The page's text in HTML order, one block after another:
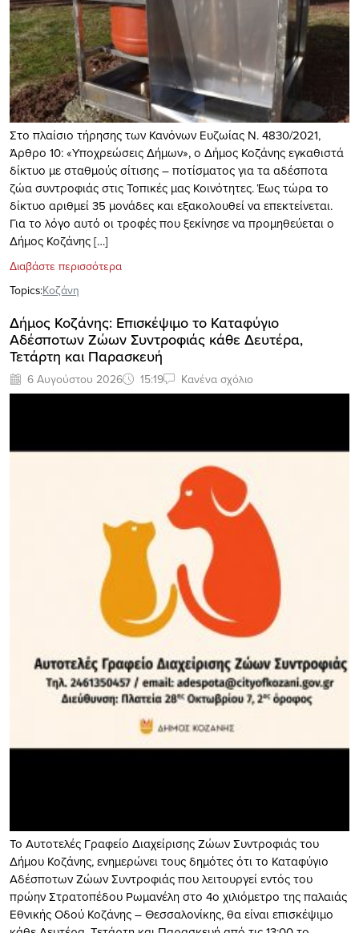
Στο πλαίσιο τήρησης των Κανόνων Ευζωίας Ν. 4830/2021,
Άρθρο 10: «Υποχρεώσεις Δήμων», ο Δήμος Κοζάνης εγκαθιστά
δίκτυο με σταθμούς σίτισης – ποτίσματος για τα αδέσποτα
ζώα συντροφιάς στις Τοπικές μας Κοινότητες. Έως τώρα το
δίκτυο αριθμεί 35 μονάδες και εξακολουθεί να επεκτείνεται.
Για το λόγο αυτό οι τροφές που ξεκίνησε να προμηθεύεται ο
Δήμος Κοζάνης […]
Διαβάστε περισσότερα
Topics:Κοζάνη
Δήμος Κοζάνης: Επισκέψιμο το Καταφύγιο
Αδέσποτων Ζώων Συντροφιάς κάθε Δευτέρα,
Τετάρτη και Παρασκευή
6 Αυγούστου 2026 15:19 Κανένα σχόλιο
Το Αυτοτελές Γραφείο Διαχείρισης Ζώων Συντροφιάς του
Δήμου Κοζάνης, ενημερώνει τους δημότες ότι το Καταφύγιο
Αδέσποτων Ζώων Συντροφιάς που λειτουργεί εντός του
πρώην Στρατοπέδου Ρωμανέλη στο 4ο χιλιόμετρο της παλαιάς
Εθνικής Οδού Κοζάνης – Θεσσαλονίκης, θα είναι επισκέψιμο